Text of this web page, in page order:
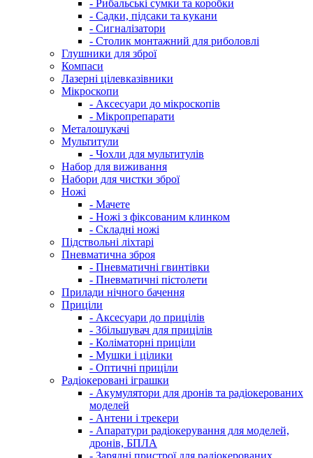
- Рибальські сумки та коробки
- Садки, підсаки та кукани
- Сигналізатори
- Столик монтажний для риболовлі
Глушники для зброї
Компаси
Лазерні цілевказівники
Мікроскопи
- Аксесуари до мікроскопів
- Мікропрепарати
Металошукачі
Мультитули
- Чохли для мультитулів
Набор для виживання
Набори для чистки зброї
Ножі
- Мачете
- Ножі з фіксованим клинком
- Складні ножі
Підствольні ліхтарі
Пневматична зброя
- Пневматичні гвинтівки
- Пневматичні пістолети
Прилади нічного бачення
Приціли
- Аксесуари до прицілів
- Збільшувач для прицілів
- Коліматорні приціли
- Мушки і цілики
- Оптичні приціли
Радіокеровані іграшки
- Акумулятори для дронів та радіокерованих
моделей
- Антени і трекери
- Апаратури радіокерування для моделей,
дронів, БПЛА
- Зарядні пристрої для радіокерованих